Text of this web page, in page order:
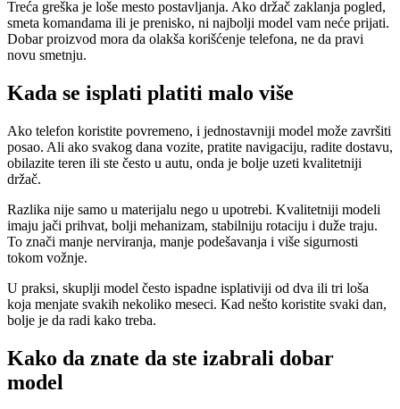
Treća greška je loše mesto postavljanja. Ako držač zaklanja pogled,
smeta komandama ili je prenisko, ni najbolji model vam neće prijati.
Dobar proizvod mora da olakša korišćenje telefona, ne da pravi
novu smetnju.
Kada se isplati platiti malo više
Ako telefon koristite povremeno, i jednostavniji model može završiti
posao. Ali ako svakog dana vozite, pratite navigaciju, radite dostavu,
obilazite teren ili ste često u autu, onda je bolje uzeti kvalitetniji
držač.
Razlika nije samo u materijalu nego u upotrebi. Kvalitetniji modeli
imaju jači prihvat, bolji mehanizam, stabilniju rotaciju i duže traju.
To znači manje nerviranja, manje podešavanja i više sigurnosti
tokom vožnje.
U praksi, skuplji model često ispadne isplativiji od dva ili tri loša
koja menjate svakih nekoliko meseci. Kad nešto koristite svaki dan,
bolje je da radi kako treba.
Kako da znate da ste izabrali dobar
model